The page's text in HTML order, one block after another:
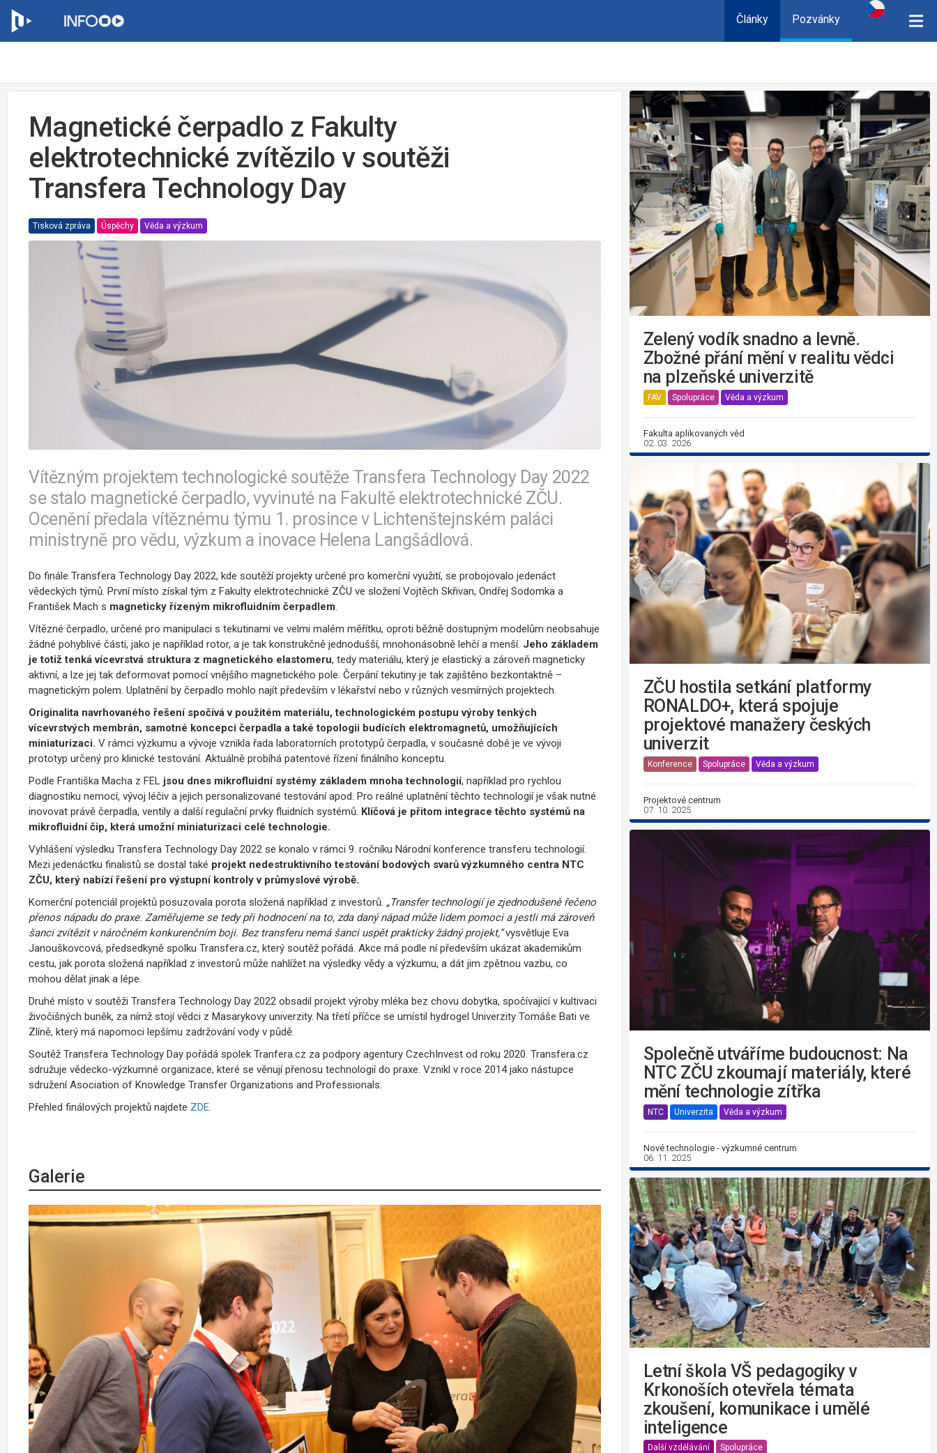
Články Pozvánky
Magnetické čerpadlo z Fakulty
elektrotechnické zvítězilo v soutěži
Transfera Technology Day
Tisková zpráva Úspěchy Věda a výzkum
Vítězným projektem technologické soutěže Transfera Technology Day 2022
se stalo magnetické čerpadlo, vyvinuté na Fakultě elektrotechnické ZČU.
Ocenění předala vítěznému týmu 1. prosince v Lichtenštejnském paláci
ministryně pro vědu, výzkum a inovace Helena Langšádlová.
Do finále Transfera Technology Day 2022, kde soutěží projekty určené pro komerční využití, se probojovalo jedenáct
vědeckých týmů. První místo získal tým z Fakulty elektrotechnické ZČU ve složení Vojtěch Skřivan, Ondřej Sodomka a
František Mach s magneticky řízeným mikrofluidním čerpadlem
Vítězné čerpadlo, určené pro manipulaci s tekutinami ve velmi malém měřítku, oproti běžně dostupným modelům neobsahuje
žádné pohyblivé části, jako je například rotor, a je tak konstrukčně jednodušší, mnohonásobně lehčí a menší. Jeho základem
je totiž tenká vícevrstvá struktura z magnetického elastomeru, tedy materiálu, který je elastický a zároveň magneticky
aktivní, a lze jej tak deformovat pomocí vnějšího magnetického pole. Čerpání tekutiny je tak zajištěno bezkontaktně –
magnetickým polem. Uplatnění by čerpadlo mohlo najít především v lékařství nebo v různých vesmírných projektech.
Originalita navrhovaného řešení spočívá v použitém materiálu, technologickém postupu výroby tenkých
vícevrstvých membrán, samotné koncepci čerpadla a také topologii budících elektromagnetů, umožňujících
miniaturizaci. V rámci výzkumu a vývoje vznikla řada laboratorních prototypů čerpadla, v současné době je ve vývoji
prototyp určený pro klinické testování. Aktuálně probíhá patentové řízení finálního konceptu.
Podle Františka Macha z FEL jsou dnes mikrofluidní systémy základem mnoha technologií, například pro rychlou
diagnostiku nemocí, vývoj léčiv a jejich personalizované testování apod. Pro reálné uplatnění těchto technologií je však nutné
inovovat právě čerpadla, ventily a další regulační prvky fluidních systémů. Klíčová je přitom integrace těchto systémů na
mikrofluidní čip, která umožní miniaturizaci celé technologie.
Vyhlášení výsledku Transfera Technology Day 2022 se konalo v rámci 9. ročníku Národní konference transferu technologií.
Mezi jedenáctku finalistů se dostal také projekt nedestruktivního testování bodových svarů výzkumného centra NTC
ZČU, který nabízí řešení pro výstupní kontroly v průmyslové výrobě.
Komerční potenciál projektů posuzovala porota složená například z investorů. „Transfer technologií je zjednodušeně řečeno
přenos nápadu do praxe. Zaměřujeme se tedy při hodnocení na to, zda daný nápad může lidem pomoci a jestli má zároveň
šanci zvítězit v náročném konkurenčním boji. Bez transferu nemá šanci uspět prakticky žádný projekt,“vysvětluje Eva
Janouškovcová, předsedkyně spolku Transfera.cz, který soutěž pořádá. Akce má podle ní především ukázat akademikům
cestu, jak porota složená například z investorů může nahlížet na výsledky vědy a výzkumu, a dát jim zpětnou vazbu, co
mohou dělat jinak a lépe.
Druhé místo v soutěži Transfera Technology Day 2022 obsadil projekt výroby mléka bez chovu dobytka, spočívající v kultivaci
živočišných buněk, za nímž stojí vědci z Masarykovy univerzity. Na třetí příčce se umístil hydrogel Univerzity Tomáše Bati ve
Zlíně, který má napomoci lepšímu zadržování vody v půdě.
Soutěž Transfera Technology Day pořádá spolek Tranfera.cz za podpory agentury CzechInvest od roku 2020. Transfera.cz
sdružuje vědecko-výzkumné organizace, které se věnují přenosu technologií do praxe. Vznikl v roce 2014 jako nástupce
sdružení Asociation of Knowledge Transfer Organizations and Professionals.
Přehled finálových projektů najdete ZDE
Galerie
Zelený vodík snadno a levně.
Zbožné přání mění v realitu vědci
na plzeňské univerzitě
FAV Spolupráce Věda a výzkum
Fakulta aplikovaných věd
02. 03. 2026
ZČU hostila setkání platformy
RONALDO+, která spojuje
projektové manažery českých
univerzit
Konference Spolupráce Věda a výzkum
Projektové centrum
07. 10. 2025
Společně utváříme budoucnost: Na
NTC ZČU zkoumají materiály, které
mění technologie zítřka
NTC Univerzita Věda a výzkum
Nové technologie - výzkumné centrum
06. 11. 2025
Letní škola VŠ pedagogiky v
Krkonoších otevřela témata
zkoušení, komunikace i umělé
inteligence
Další vzdělávání Spolupráce